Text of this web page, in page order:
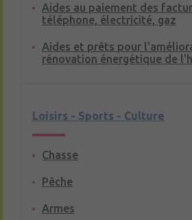
Aides au paiement des
téléphone, électricité, gaz
Aides et prêts pour
rénovation énergétique de
Loisirs - Sports - Culture
Chasse
Pêche
Armes